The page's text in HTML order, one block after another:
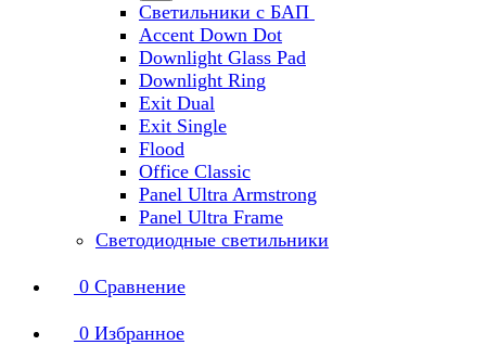
Светильники с БАП
Accent Down Dot
Downlight Glass Pad
Downlight Ring
Exit Dual
Exit Single
Flood
Office Classic
Panel Ultra Armstrong
Panel Ultra Frame
Светодиодные светильники
0 Сравнение
0 Избранное